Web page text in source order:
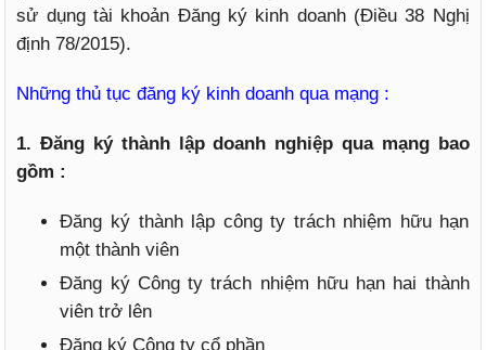
sử dụng tài khoản Đăng ký kinh doanh (Điều 38 Nghị
định 78/2015).
Những thủ tục đăng ký kinh doanh qua mạng :
1. Đăng ký thành lập doanh nghiệp qua mạng bao
gồm :
Đăng ký thành lập công ty trách nhiệm hữu hạn
một thành viên
Đăng ký Công ty trách nhiệm hữu hạn hai thành
viên trở lên
Đăng ký Công ty cổ phần